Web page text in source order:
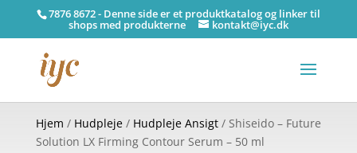
7876 8672 - Denne side er et produktkatalog og linker til
shops med produkterne kontakt@iyc.dk
Hjem / Hudpleje/ Hudpleje Ansigt/ Shiseido – Future
Solution LX Firming Contour Serum – 50 ml